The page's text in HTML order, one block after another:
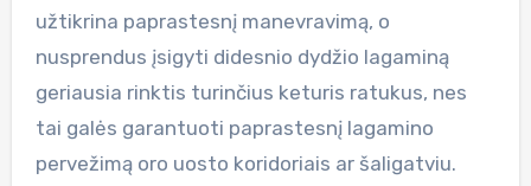
užtikrina paprastesnį manevravimą, o
nusprendus įsigyti didesnio dydžio lagaminą
geriausia rinktis turinčius keturis ratukus, nes
tai galės garantuoti paprastesnį lagamino
pervežimą oro uosto koridoriais ar šaligatviu.